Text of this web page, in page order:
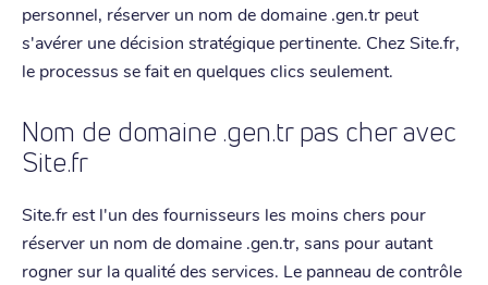
personnel, réserver un nom de domaine .gen.tr peut
s'avérer une décision stratégique pertinente. Chez Site.fr,
le processus se fait en quelques clics seulement.
Nom de domaine .gen.tr pas cher avec
Site.fr
Site.fr est l'un des fournisseurs les moins chers pour
réserver un nom de domaine .gen.tr, sans pour autant
rogner sur la qualité des services. Le panneau de contrôle